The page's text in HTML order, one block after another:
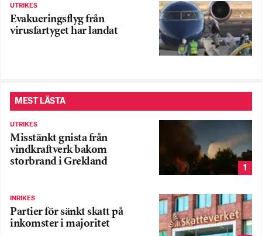
UTRIKES
Evakueringsflyg från
virusfartyget har landat
MEST LÄSTA
UTRIKES
Misstänkt gnista från
vindkraftverk bakom
storbrand i Grekland
1
INRIKES
Partier för sänkt skatt på
inkomster i majoritet